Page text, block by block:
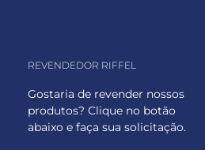
REVENDEDOR RIFFEL
Gostaria de revender nossos
produtos? Clique no botão
abaixo e faça sua solicitação.